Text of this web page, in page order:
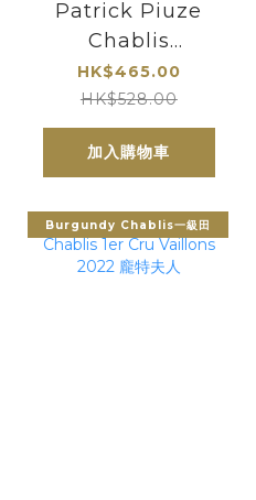
Patrick Piuze
Chablis
Montmains
Premier Cru
2023
HK$465.00
HK$528.00
加入購物車
Burgundy Chablis一級田